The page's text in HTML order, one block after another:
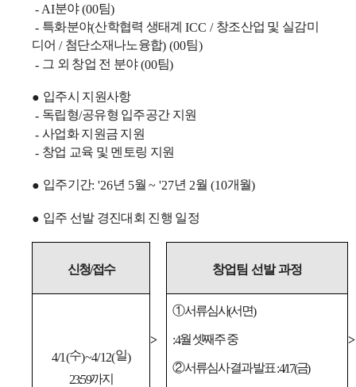
- AI분야(00팀)
- 특화분야(산학협력 생태계 ICC / 창조산업 및 실감미
디어 / 첨단소재나노융합) (00팀)
- 그 외 창업 전 분야(00팀)
● 입주시 지원사항
- 독립형/공유형 입주공간 지원
- 사업화 지원금 지원
- 창업 교육 및 멘토링 지원
● 입주기간: '26년 5월~ '27년 2월 (10개월)
● 입주 선발 경진대회 진행 일정
신청/접수
>
창업팀 선발 과정
>
4/1(수)~4/12(일)
23:59까지
① 서류심사(서면)
: 4월 셋째주 중
② 서류심사 결과 발표: 4/17(금)